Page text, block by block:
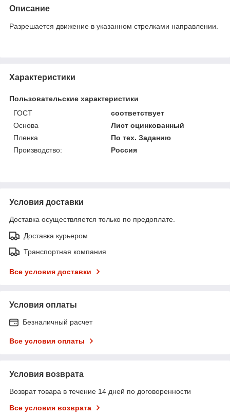
Описание
Разрешается движение в указанном стрелками направлении.
Характеристики
Пользовательские характеристики
ГОСТ
соответствует
Основа
Лист оцинкованный
Пленка
По тех. Заданию
Производство:
Россия
Условия доставки
Доставка осуществляется только по предоплате.
Доставка курьером
Транспортная компания
Все условия доставки
Условия оплаты
Безналичный расчет
Все условия оплаты
Условия возврата
Возврат товара в течение 14 дней по договоренности
Все условия возврата